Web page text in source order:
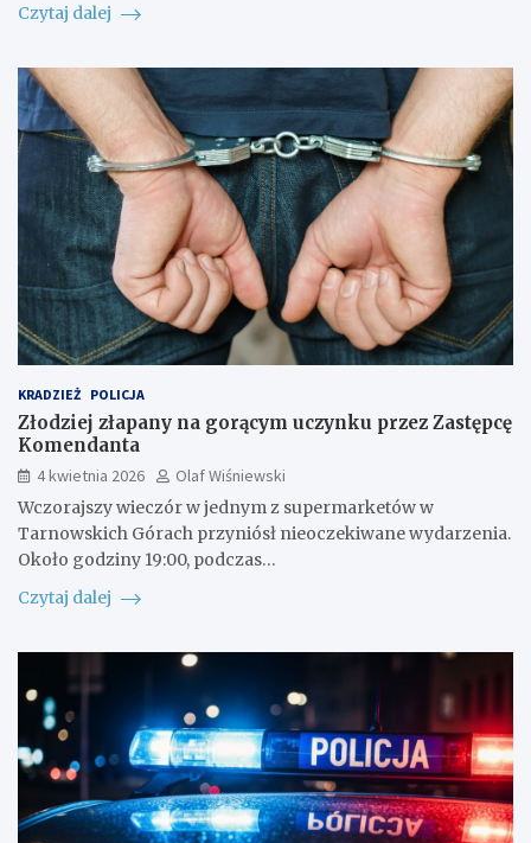
Czytaj dalej
KRADZIEŻ POLICJA
Złodziej złapany na gorącym uczynku przez Zastępcę
Komendanta
4 kwietnia 2026
Olaf Wiśniewski
Wczorajszy wieczór w jednym z supermarketów w
Tarnowskich Górach przyniósł nieoczekiwane wydarzenia.
Około godziny 19:00, podczas…
Czytaj dalej